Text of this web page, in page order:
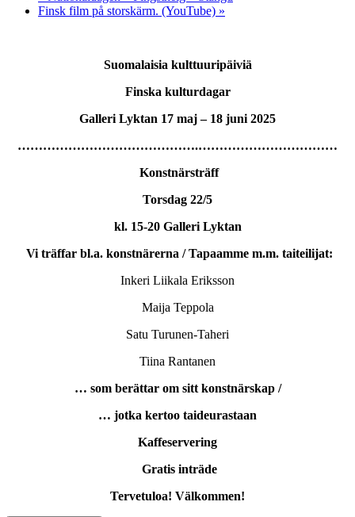
Finsk film på storskärm. (YouTube) »
Suomalaisia kulttuuripäiviä
Finska kulturdagar
Galleri Lyktan 17 maj – 18 juni 2025
…………………………………….……………………………
Konstnärsträff
Torsdag 22/5
kl. 15-20Galleri Lyktan
Vi träffar bl.a. konstnärerna / Tapaamme m.m. taiteilijat:
Inkeri Liikala Eriksson
Maija Teppola
Satu Turunen-Taheri
Tiina Rantanen
… som berättar om sitt konstnärskap /
… jotka kertoo taideurastaan
Kaffeservering
Gratis inträde
Tervetuloa! Välkommen!